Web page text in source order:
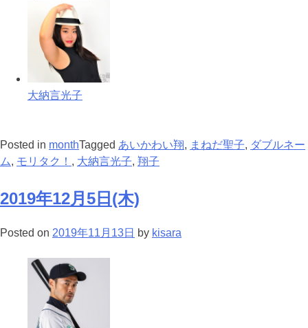
大納言光子
Posted in monthTagged あいかわい翔, まねだ聖子, ダブルネー
ム, モリタク！ , 大納言光子, 翔子
2019年12月5日(木)
Posted on 2019年11月13日 by kisara